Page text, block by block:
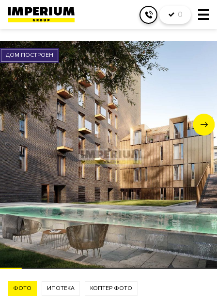
0
ДОМ ПОСТРОЕН
ФОТО ИПОТЕКА КОПТЕР ФОТО